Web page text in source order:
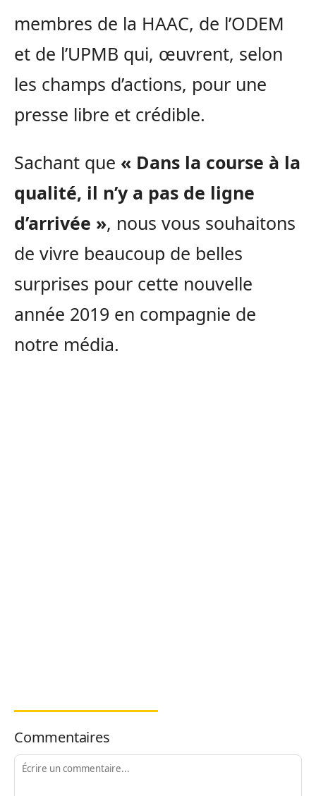
membres de la HAAC, de l’ODEM
et de l’UPMB qui, œuvrent, selon
les champs d’actions, pour une
presse libre et crédible.
Sachant que « Dans la course à la
qualité, il n’y a pas de ligne
d’arrivée », nous vous souhaitons
de vivre beaucoup de belles
surprises pour cette nouvelle
année 2019 en compagnie de
notre média.
Commentaires